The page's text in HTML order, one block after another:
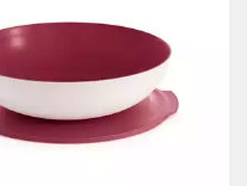
3-4 Werktagen bei dir